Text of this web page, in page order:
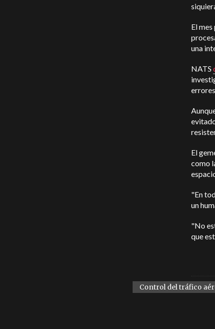
El
una
NATS
El
como
"En
un
"No
que
Control del tráfico